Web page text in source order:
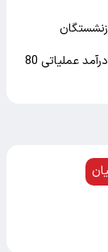
تغییر مثبت در عملکرد مالی بانک صادرات ایران/ درآمد عملیاتی 80